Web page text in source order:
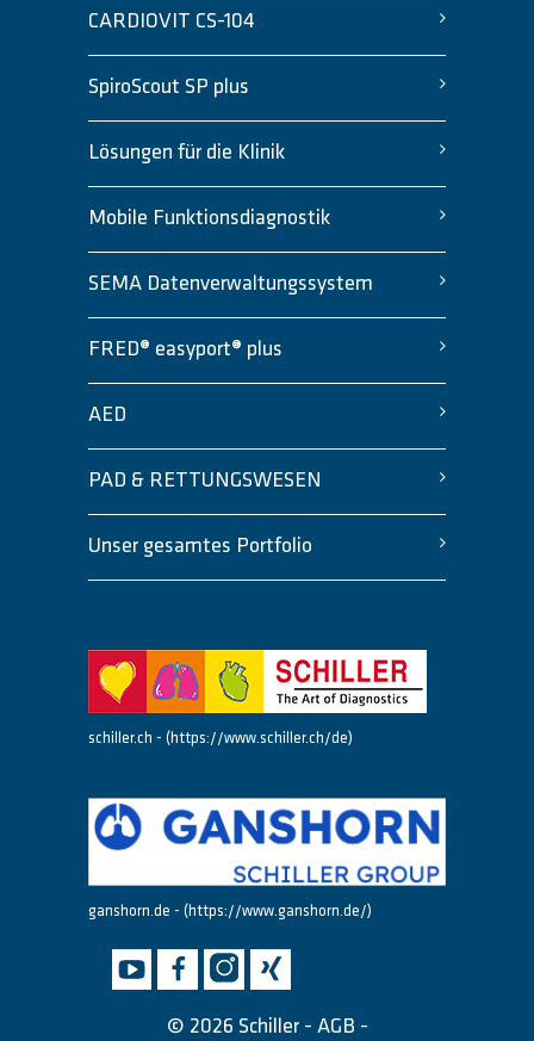
CARDIOVIT CS-104
SpiroScout SP plus
Lösungen für die Klinik
Mobile Funktionsdiagnostik
SEMA Datenverwaltungssystem
FRED® easyport® plus
AED
PAD & RETTUNGSWESEN
Unser gesamtes Portfolio
schiller.ch - (https://www.schiller.ch/de)
ganshorn.de - (https://www.ganshorn.de/)
© 2026 Schiller - AGB -